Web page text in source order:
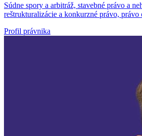
Súdne spory a arbitráž, stavebné právo a
reštrukturalizácie a konkurzné právo,
Profil právnika